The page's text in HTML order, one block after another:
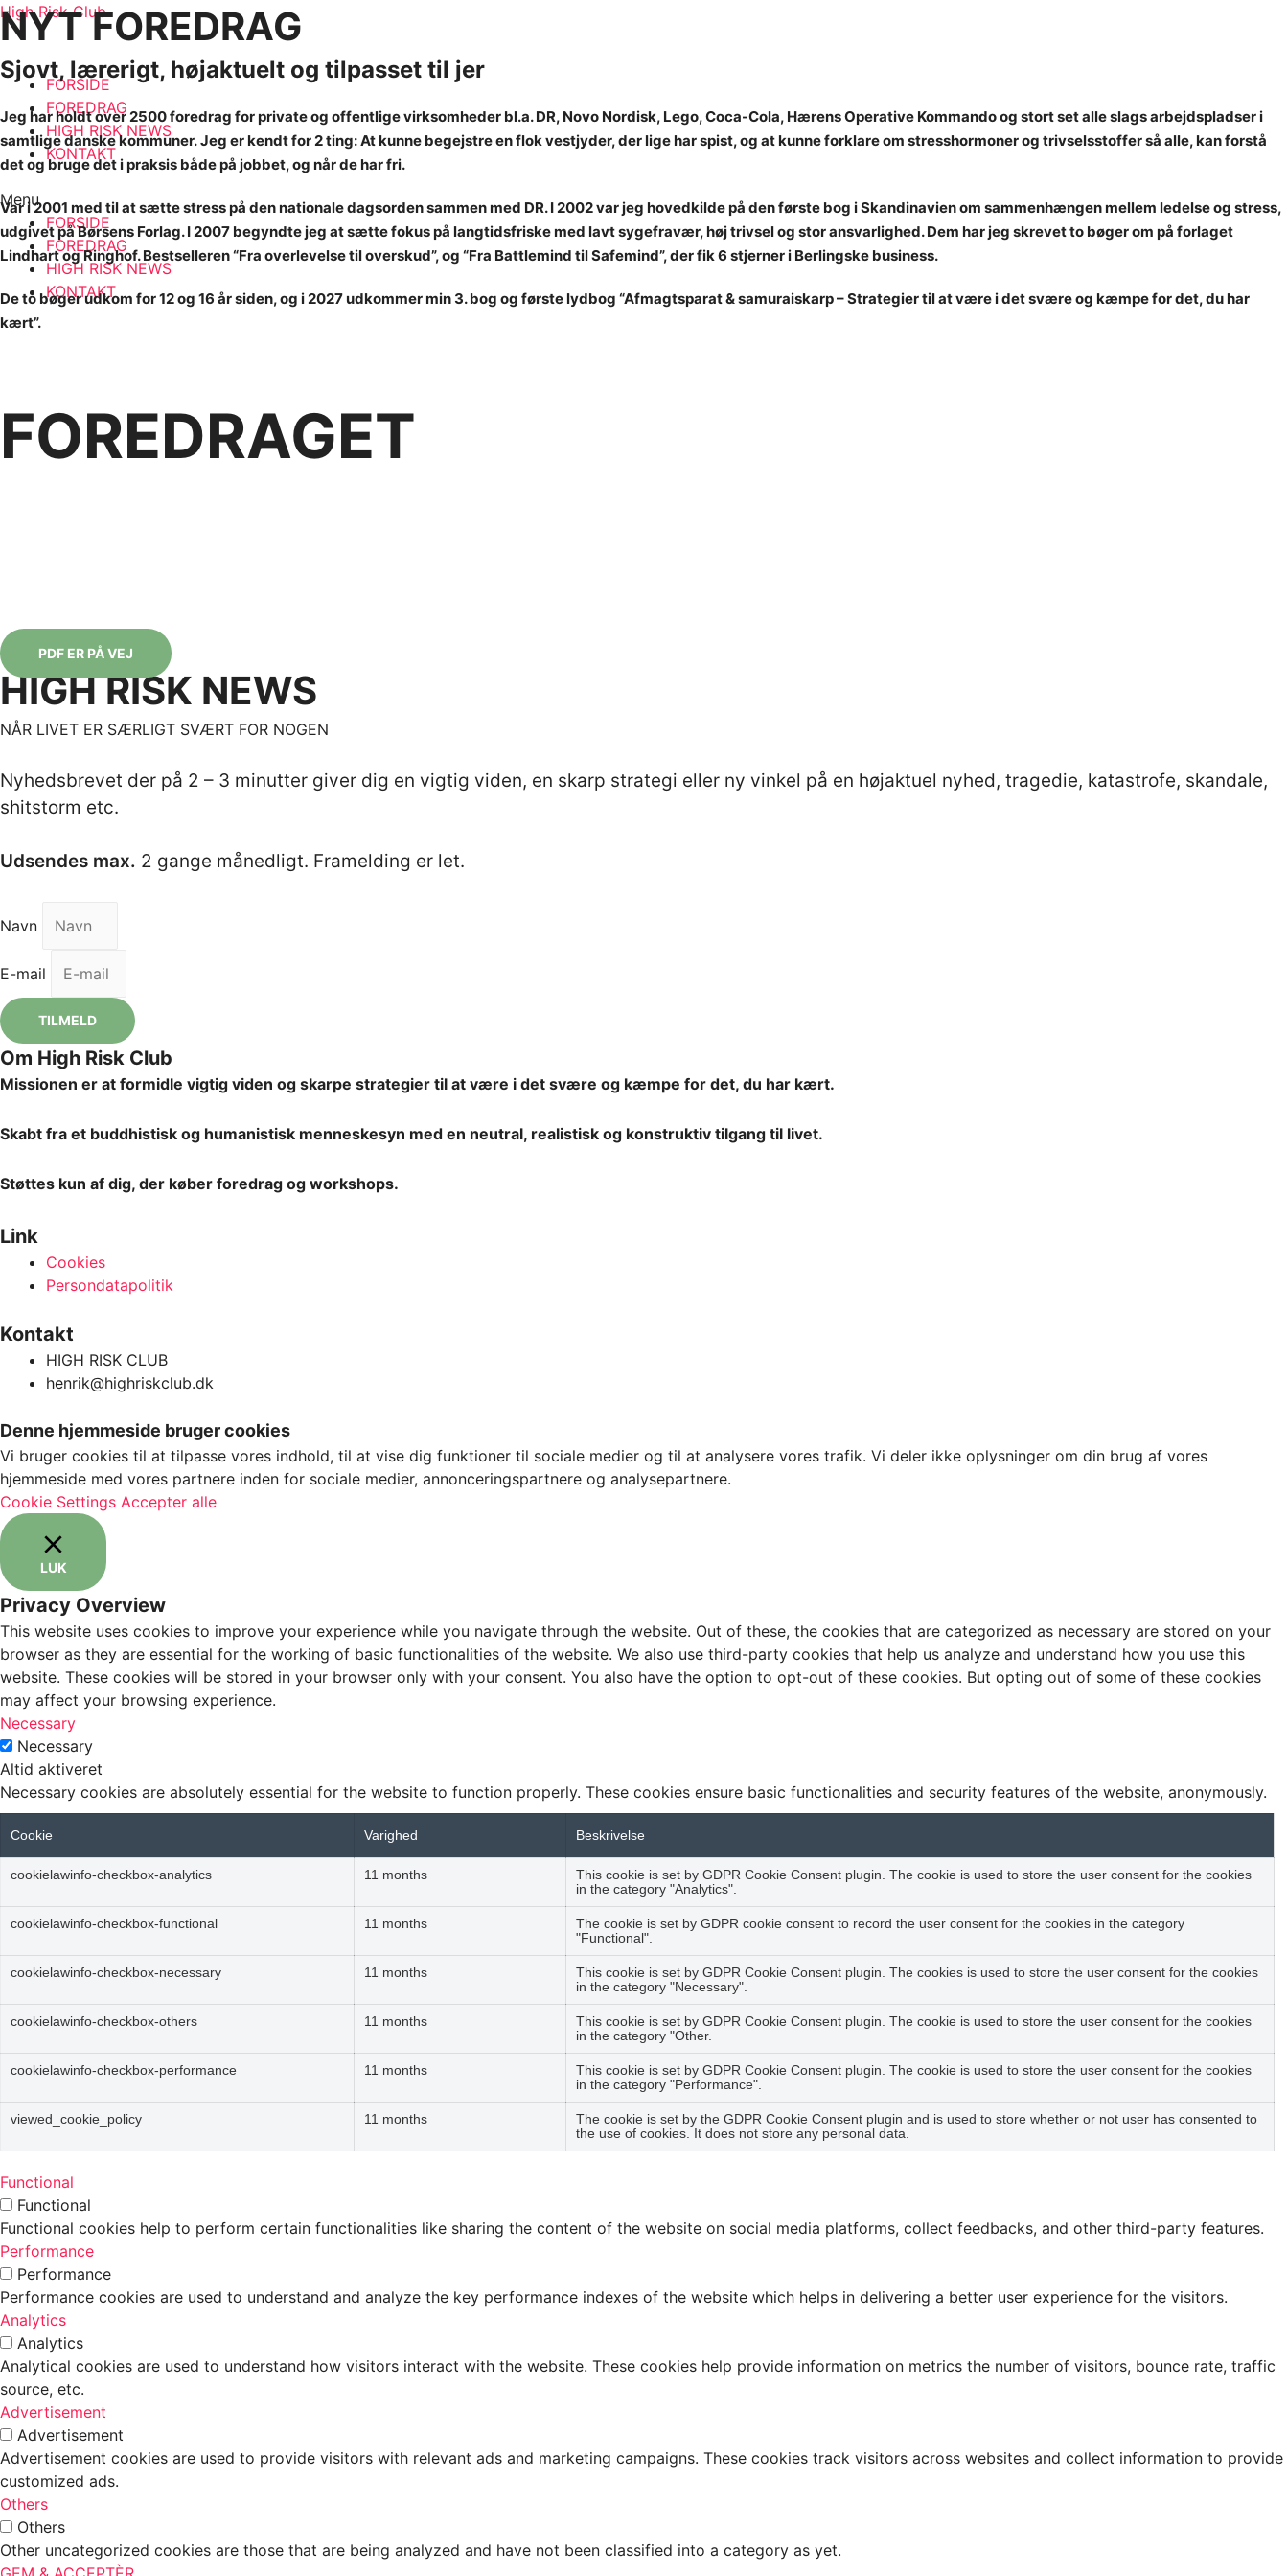
High Risk Club
FORSIDE
FOREDRAG
HIGH RISK NEWS
KONTAKT
Menu
FORSIDE
FOREDRAG
HIGH RISK NEWS
KONTAKT
NYT FOREDRAG
Sjovt, lærerigt, højaktuelt og tilpasset til jer
Jeg har holdt over 2500 foredrag for private og offentlige virksomheder bl.a. DR, Novo Nordisk, Lego, Coca-Cola, Hærens Operative Kommando og stort setalle slagsarbejdspladser i
samtlige danske kommuner.Jeg er kendt for 2 ting: At kunne begejstre en flok vestjyder, der lige har spist, og at kunne forklare om stresshormoner og trivselsstoffer så alle, kan forstå
det og bruge det i praksis både på jobbet, og når de har fri.
Var i 2001 med til at sætte stress på den nationale dagsorden sammen med DR. I 2002 var jeg hovedkilde på den første bog i Skandinavien om sammenhængen mellem ledelse og stress,
udgivet på Børsens Forlag. I 2007 begyndte jeg at sætte fokus på langtidsfriske med lavt sygefravær, høj trivsel og stor ansvarlighed. Dem har jeg skrevet to bøger om på forlaget
Lindhart og Ringhof. Bestselleren “Fra overlevelse til overskud”, og “Fra Battlemind til Safemind”, der fik 6 stjerner i Berlingske business.
De to bøger udkom for 12 og 16 år siden, og i 2027 udkommer min 3. bog og første lydbog “Afmagtsparat & samuraiskarp – Strategier til at være i det svære og kæmpe for det, du har
kært”.
FOREDRAGET
PDF ER PÅ VEJ
HIGH RISK NEWS
NÅR LIVET ER SÆRLIGT SVÆRT FOR NOGEN
Nyhedsbrevet der på 2 – 3 minutter giver dig en vigtig viden, en skarp strategi eller ny vinkel på en højaktuel nyhed, tragedie, katastrofe, skandale,
shitstorm etc.
Udsendes max. 2 gange månedligt. Framelding er let.
Navn
E-mail
TILMELD
Om High Risk Club
Missionen er at formidle vigtig viden og skarpe strategier til at være i det svære og kæmpe for det, du har kært.
Skabt fra et buddhistisk og humanistisk menneskesyn med en neutral, realistisk og konstruktiv tilgang til livet.
Støttes kun af dig, der køber foredrag og workshops.
Link
Cookies
Persondatapolitik
Kontakt
HIGH RISK CLUB
henrik@highriskclub.dk
Denne hjemmeside bruger cookies
Vi bruger cookies til at tilpasse vores indhold, til at vise dig funktioner til sociale medier og til at analysere vores trafik. Vi deler ikke oplysninger om din brug af vores
hjemmeside med vores partnere inden for sociale medier, annonceringspartnere og analysepartnere.
Cookie Settings Accepter alle
LUK
Privacy Overview
This website uses cookies to improve your experience while you navigate through the website. Out of these, the cookies that are categorized as necessary are stored on your
browser as they are essential for the working of basic functionalities of the website. We also use third-party cookies that help us analyze and understand how you use this
website. These cookies will be stored in your browser only with your consent. You also have the option to opt-out of these cookies. But opting out of some of these cookies
may affect your browsing experience.
Necessary
Necessary
Altid aktiveret
Necessary cookies are absolutely essential for the website to function properly. These cookies ensure basic functionalities and security features of the website, anonymously.
Cookie Varighed Beskrivelse
cookielawinfo-checkbox-analytics 11 months
This cookie is set by GDPR Cookie Consent plugin. The cookie is used to store the user consent for the cookies
in the category "Analytics".
cookielawinfo-checkbox-functional 11 months
The cookie is set by GDPR cookie consent to record the user consent for the cookies in the category
"Functional".
cookielawinfo-checkbox-necessary 11 months
This cookie is set by GDPR Cookie Consent plugin. The cookies is used to store the user consent for the cookies
in the category "Necessary".
cookielawinfo-checkbox-others 11 months
This cookie is set by GDPR Cookie Consent plugin. The cookie is used to store the user consent for the cookies
in the category "Other.
cookielawinfo-checkbox-performance 11 months
This cookie is set by GDPR Cookie Consent plugin. The cookie is used to store the user consent for the cookies
in the category "Performance".
viewed_cookie_policy 11 months
The cookie is set by the GDPR Cookie Consent plugin and is used to store whether or not user has consented to
the use of cookies. It does not store any personal data.
Functional
Functional
Functional cookies help to perform certain functionalities like sharing the content of the website on social media platforms, collect feedbacks, and other third-party features.
Performance
Performance
Performance cookies are used to understand and analyze the key performance indexes of the website which helps in delivering a better user experience for the visitors.
Analytics
Analytics
Analytical cookies are used to understand how visitors interact with the website. These cookies help provide information on metrics the number of visitors, bounce rate, traffic
source, etc.
Advertisement
Advertisement
Advertisement cookies are used to provide visitors with relevant ads and marketing campaigns. These cookies track visitors across websites and collect information to provide
customized ads.
Others
Others
Other uncategorized cookies are those that are being analyzed and have not been classified into a category as yet.